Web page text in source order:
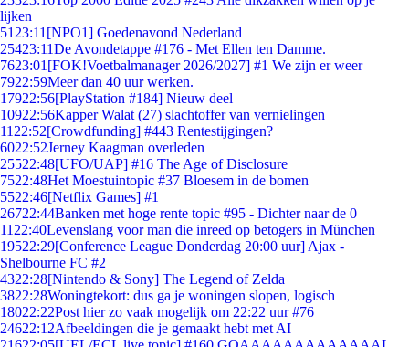
lijken
51 23:11 [NPO1] Goedenavond Nederland
25423:11De Avondetappe #176 - Met Ellen ten Damme.
7623:01 [FOK!Voetbalmanager 2026/2027] #1 We zijn er weer
7922:59Meer dan 40 uur werken.
17922:56[PlayStation #184] Nieuw deel
10922:56Kapper Walat (27) slachtoffer van vernielingen
11 22:52[Crowdfunding] #443 Rentestijgingen?
6022:52Jerney Kaagman overleden
25522:48[UFO/UAP] #16 The Age of Disclosure
7522:48Het Moestuintopic #37 Bloesem in de bomen
5522:46[Netflix Games] #1
26722:44Banken met hoge rente topic #95 - Dichter naar de 0
11 22:40Levenslang voor man die inreed op betogers in München
19522:29[Conference League Donderdag 20:00 uur] Ajax -
Shelbourne FC #2
4322:28[Nintendo & Sony] The Legend of Zelda
3822:28Woningtekort: dus ga je woningen slopen, logisch
18022:22Post hier zo vaak mogelijk om 22:22 uur #76
24622:12Afbeeldingen die je gemaakt hebt met AI